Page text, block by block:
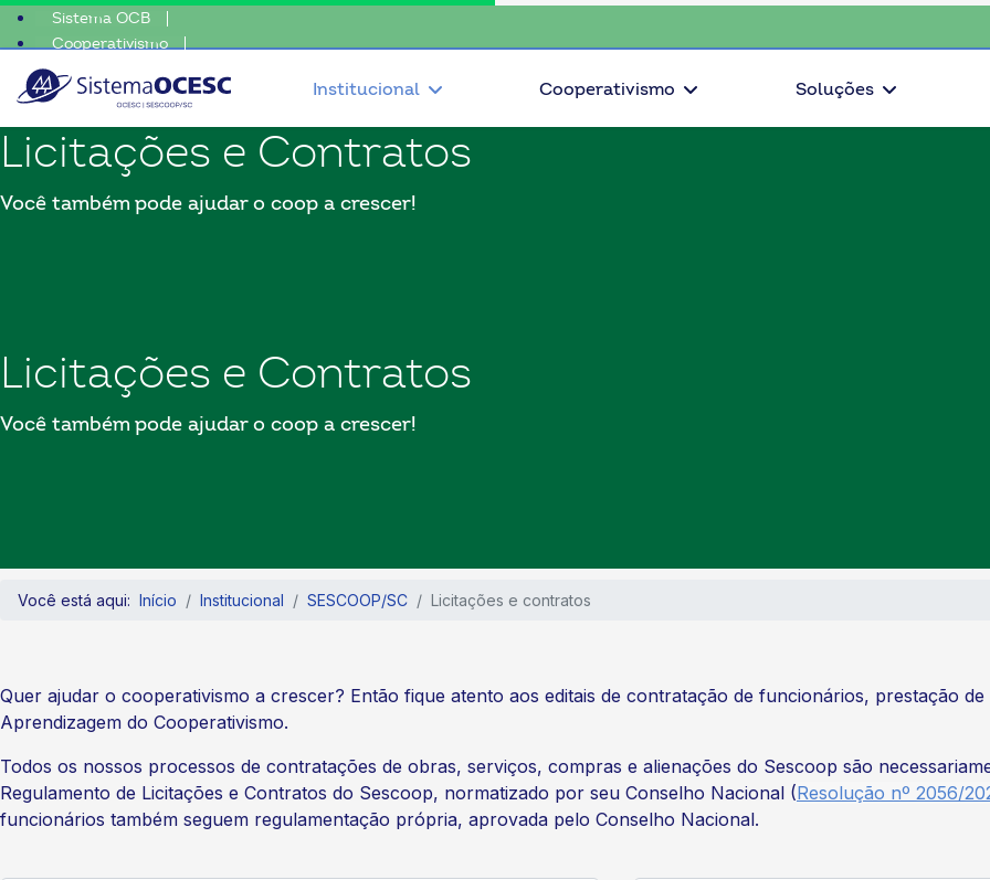
Sistema OCB
Cooperativismo
SomosCoop
Institucional Cooperativismo Soluções
Licitações e Contratos
Você também pode ajudar o coop a crescer!
Licitações e Contratos
Você também pode ajudar o coop a crescer!
Você está aqui: Início Institucional SESCOOP/SC Licitações e contratos
Quer ajudar o cooperativismo a crescer? Então fique atento aos editais de contratação de funcionários, prestação
Aprendizagem do Cooperativismo.
Todos os nossos processos de contratações de obras, serviços, compras e alienações do Sescoop são
Regulamento de Licitações e Contratos do Sescoop, normatizado por seu Conselho Nacional (Resolução nº 2056/
funcionários também seguem regulamentação própria, aprovada pelo Conselho Nacional.